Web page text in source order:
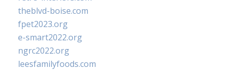
theblvd-boise.com
fpet2023.org
e-smart2022.org
ngrc2022.org
leesfamilyfoods.com